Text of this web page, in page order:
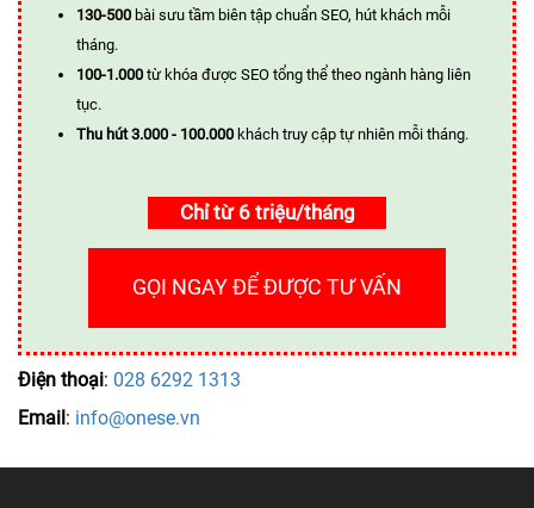
130-500 bài sưu tầm biên tập chuẩn SEO, hút khách mỗi
tháng.
100-1.000 từ khóa được SEO tổng thể theo ngành hàng liên
tục.
Thu hút 3.000 - 100.000 khách truy cập tự nhiên mỗi tháng.
Chỉ từ 6 triệu/tháng
GỌI NGAY ĐỂ ĐƯỢC TƯ VẤN
Điện thoại: 028 6292 1313
Email: info@onese.vn